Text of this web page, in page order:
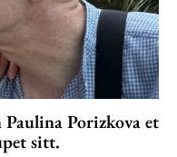
Porizkova et
sitt.